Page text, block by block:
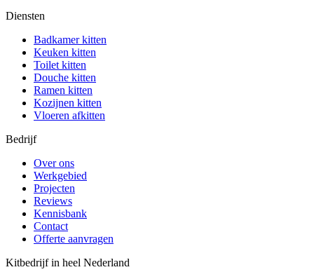
Diensten
Badkamer kitten
Keuken kitten
Toilet kitten
Douche kitten
Ramen kitten
Kozijnen kitten
Vloeren afkitten
Bedrijf
Over ons
Werkgebied
Projecten
Reviews
Kennisbank
Contact
Offerte aanvragen
Kitbedrijf in heel Nederland